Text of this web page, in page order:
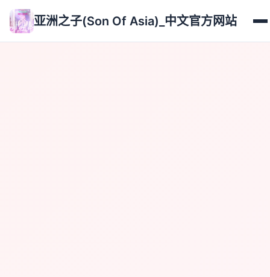
亚洲之子(Son Of Asia)_中文官方网站